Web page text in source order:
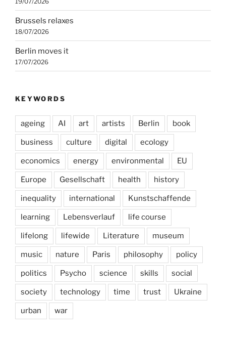
Brussels relaxes
18/07/2026
Berlin moves it
17/07/2026
KEYWORDS
ageing AI art artists Berlin book
business culture digital ecology
economics energy environmental EU
Europe Gesellschaft health history
inequality international Kunstschaffende
learning Lebensverlauf life course
lifelong lifewide Literature museum
music nature Paris philosophy policy
politics Psycho science skills social
society technology time trust Ukraine
urban war